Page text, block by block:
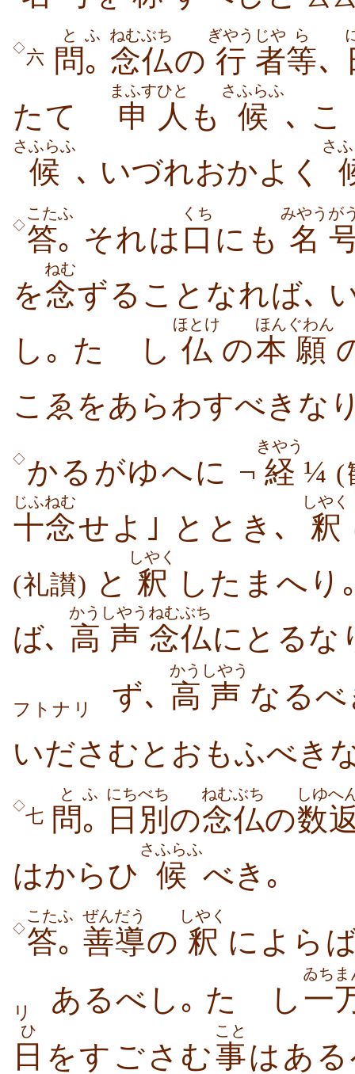
◇六 問
と
｡
ふ
念仏
ねむぶち
の 行
ぎやう
者
じや
等
ら
､
たてゝ 申
まふす
人
ひと
も 候
さふらふ
､ こ
候
さふらふ
､ いづれおかよく
さ
◇答
こた
｡
ふ
それは 口
くち
にも 名
みやう が
を念
ねむ
ずることなれば､
し｡ たゞし 仏
ほとけ
の本
ほん
願
ぐわん
こゑをあらわすべきな
◇かるがゆへに ¬ 経
きやう
¼ (
十念
じふねむ
せよ｣ ととき､ 釈
しやく
(礼讃) と 釈
しやく
したまへ
ば､ 高
かう
声
しやう
念仏
ねむぶち
にとるな
フトナリ ず､ 高
かう
声
しやう
なる
いださむとおもふべき
◇七 問
と
｡
ふ
日別
にちべち
の念仏
ねむぶち
の数
しゆへ
はからひ 候
さふらふ
べき｡
◇答
こた
｡
ふ
善導
ぜんだう
の 釈
しやく
によら
リ あるべし｡ たゞし 一
ゐち
日
ひ
をすごさむ事
こと
はあ